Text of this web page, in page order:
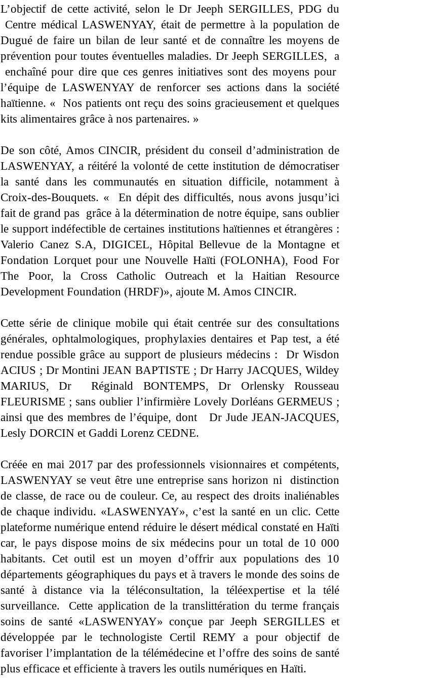
L’objectif de cette activité, selon le Dr Jeeph SERGILLES, PDG du
Centre médical LASWENYAY, était de permettre à la population de
Dugué de faire un bilan de leur santé et de connaître les moyens de
prévention pour toutes éventuelles maladies. Dr Jeeph SERGILLES, a
enchaîné pour dire que ces genres initiatives sont des moyens pour
l’équipe de LASWENYAY de renforcer ses actions dans la société
haïtienne. « Nos patients ont reçu des soins gracieusement et quelques
kits alimentaires grâce à nos partenaires. »
De son côté, Amos CINCIR, président du conseil d’administration de
LASWENYAY, a réitéré la volonté de cette institution de démocratiser
la santé dans les communautés en situation difficile, notamment à
Croix-des-Bouquets. « En dépit des difficultés, nous avons jusqu’ici
fait de grand pas grâce à la détermination de notre équipe, sans oublier
le support indéfectible de certaines institutions haïtiennes et étrangères :
Valerio Canez S.A, DIGICEL, Hôpital Bellevue de la Montagne et
Fondation Lorquet pour une Nouvelle Haïti (FOLONHA), Food For
The Poor, la Cross Catholic Outreach et la Haitian Resource
Development Foundation (HRDF)», ajoute M. Amos CINCIR.
Cette série de clinique mobile qui était centrée sur des consultations
générales, ophtalmologiques, prophylaxies dentaires et Pap test, a été
rendue possible grâce au support de plusieurs médecins : Dr Wisdon
ACIUS ; Dr Montini JEAN BAPTISTE ; Dr Harry JACQUES, Wildey
MARIUS, Dr Réginald BONTEMPS, Dr Orlensky Rousseau
FLEURISME ; sans oublier l’infirmière Lovely Dorléans GERMEUS ;
ainsi que des membres de l’équipe, dont Dr Jude JEAN-JACQUES,
Lesly DORCIN et Gaddi Lorenz CEDNE.
Créée en mai 2017 par des professionnels visionnaires et compétents,
LASWENYAY se veut être une entreprise sans horizon ni distinction
de classe, de race ou de couleur. Ce, au respect des droits inaliénables
de chaque individu. «LASWENYAY», c’est la santé en un clic. Cette
plateforme numérique entend réduire le désert médical constaté en Haïti
car, le pays dispose moins de six médecins pour un total de 10 000
habitants. Cet outil est un moyen d’offrir aux populations des 10
départements géographiques du pays et à travers le monde des soins de
santé à distance via la téléconsultation, la téléexpertise et la télé
surveillance. Cette application de la translittération du terme français
soins de santé «LASWENYAY» conçue par Jeeph SERGILLES et
développée par le technologiste Certil REMY a pour objectif de
favoriser l’implantation de la télémédecine et l’offre des soins de santé
plus efficace et efficiente à travers les outils numériques en Haïti.